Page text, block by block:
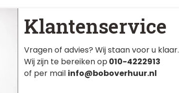
Klantenservice
Vragen of advies? Wij staan voor u klaar.
Wij zijn te bereiken op 010-4222913
of per mail info@boboverhuur.nl